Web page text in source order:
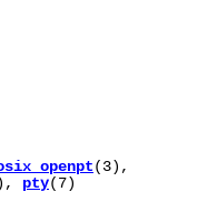
pty(7)